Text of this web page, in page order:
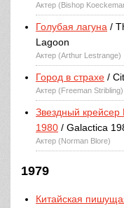
Актер (Bishop
Голубая лагуна /
Lagoon
Актер (Arthur Lestrange)
Город в страхе /
Актер (Freeman Stribling)
Звездный крейсер
1980 / Galactica
Актер (Norman Blore)
1979
Китайская